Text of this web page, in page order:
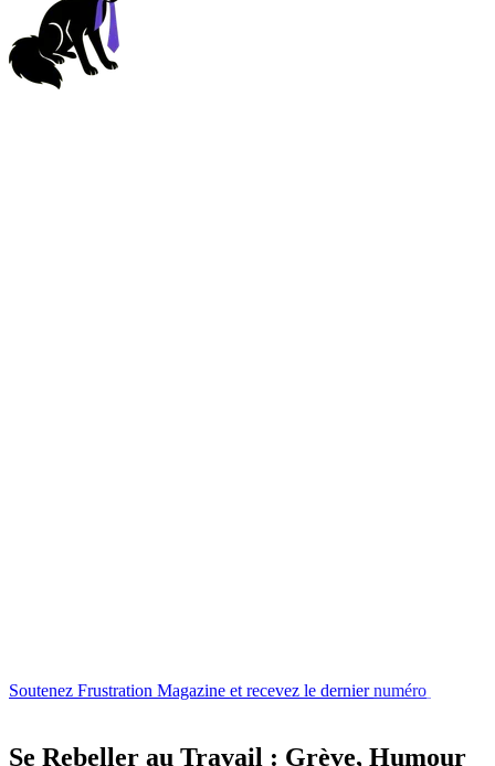
Soutenez Frustration Magazine et recevez le dernier numéro
Se Rebeller au Travail : Grève, Humour